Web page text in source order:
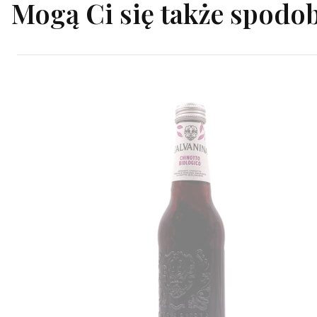
Mogą Ci się także